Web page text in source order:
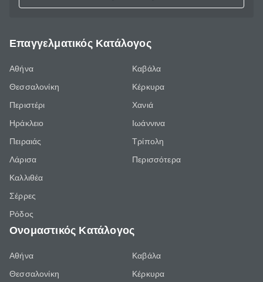
Επαγγελματικός Κατάλογος
Αθήνα
Θεσσαλονίκη
Περιστέρι
Ηράκλειο
Πειραιάς
Λάρισα
Καλλιθέα
Σέρρες
Ρόδος
Καβάλα
Κέρκυρα
Χανιά
Ιωάννινα
Τρίπολη
Περισσότερα
Ονομαστικός Κατάλογος
Αθήνα
Θεσσαλονίκη
Καβάλα
Κέρκυρα